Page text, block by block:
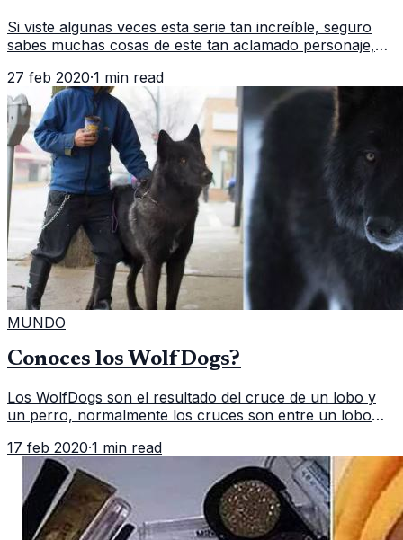
Si viste algunas veces esta serie tan increíble, seguro
sabes muchas cosas de este tan aclamado personaje,
Chespirito, en esta ocasión te
27 feb 2020·1 min read
MUNDO
Conoces los WolfDogs?
Los WolfDogs son el resultado del cruce de un lobo y
un perro, normalmente los cruces son entre un lobo
famosos WolfDogs. Estos
17 feb 2020·1 min read